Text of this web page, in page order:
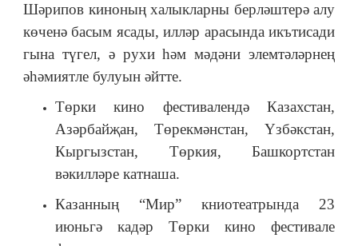
Шәрипов киноның халыкларны берләштерә алу
көченә басым ясады, илләр арасында икътисади
гына түгел, ә рухи һәм мәдәни элемтәләрнең
әһәмиятле булуын әйтте.
Төрки кино фестивалендә Казахстан,
Азәрбайҗан, Төрекмәнстан, Үзбәкстан,
Кыргызстан, Төркия, Башкортстан
вәкилләре катнаша.
Казанның “Мир” книотеатрында 23
июньгә кадәр Төрки кино фестивале